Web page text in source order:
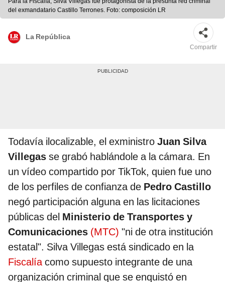
del exmandatario Castillo Terrones. Foto: composición LR
La República
Compartir
Todavía ilocalizable, el exministro Juan Silva
Villegas se grabó hablándole a la cámara. En
un vídeo compartido por TikTok, quien fue uno
de los perfiles de confianza de Pedro Castillo
negó participación alguna en las licitaciones
públicas del Ministerio de Transportes y
Comunicaciones (MTC) "ni de otra institución
estatal". Silva Villegas está sindicado en la
Fiscalíacomo supuesto integrante de una
organización criminal que se enquistó en